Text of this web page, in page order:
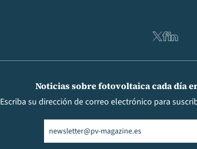
Noticias sobre fotovoltaica cada día
Escriba su dirección de correo electrónico para
(Obligatorio)